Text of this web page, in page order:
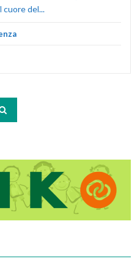
cuore del...